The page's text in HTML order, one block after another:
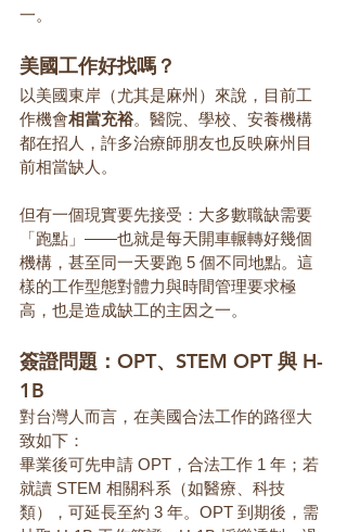
一。
美國工作好找嗎？
以美國東岸（尤其是麻州）來說，目前工
作機會相當充裕。醫院、學校、安養機構
都在招人，許多治療師朋友也反映麻州目
前相當缺人。
但有一個現實要先接受：大多數職缺需要
「跑點」——也就是每天開車輾轉好幾個
機構，甚至同一天要跑 5 個不同地點。這
樣的工作型態對體力與時間管理要求極
高，也是造成缺工的主因之一。
簽證問題：OPT、STEM OPT 與 H-
1B
對台灣人而言，在美國合法工作的路徑大
致如下：
畢業後可先申請 OPT，合法工作 1 年；若
就讀 STEM 相關科系（如醫療、科技
類），可延長至約 3 年。OPT 到期後，需